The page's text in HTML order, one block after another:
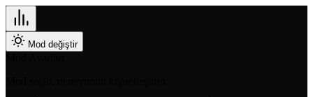
Mod değiştir